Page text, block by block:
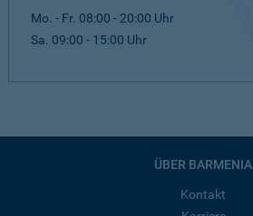
Mo. - Fr. 08:00 - 20:00 Uhr
Sa. 09:00 - 15:00 Uhr
ÜBER BARMENIA
Kontakt